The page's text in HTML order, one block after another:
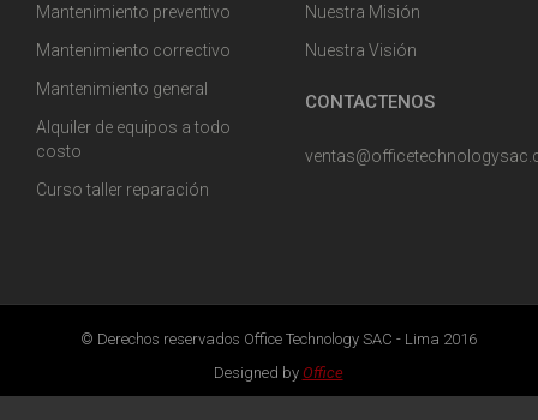
Mantenimiento preventivo
Mantenimiento correctivo
Mantenimiento general
Alquiler de equipos a todo
costo
Curso taller reparación
Nuestra Misión
Nuestra Visión
CONTACTENOS
© Derechos reservados Office Technology SAC - Lima 2016
Designed by Office